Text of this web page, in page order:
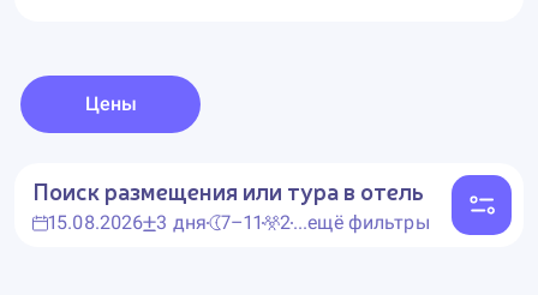
Цены
Поиск размещения или тура в отель
15.08.2026 3 дня 7–11 2...ещё фильтры